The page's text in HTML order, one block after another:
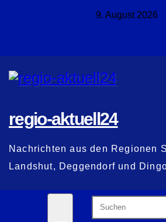
9. August 2026
regio-aktuell24
Nachrichten aus den Regionen
Landshut, Deggendorf und